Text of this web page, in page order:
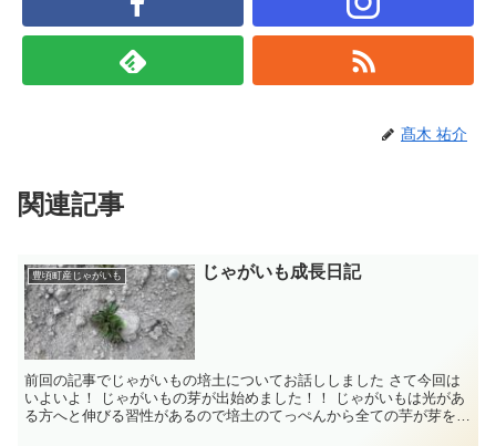
髙木 祐介
関連記事
豊頃町産じゃがいも じゃがいも成長日記
前回の記事でじゃがいもの培土についてお話ししました さて今回は
いよいよ！ じゃがいもの芽が出始めました！！ じゃがいもは光があ
る方へと伸びる習性があるので培土のてっぺんから全ての芋が芽を出